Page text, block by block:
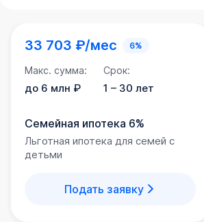
33 703 ₽/мес 6%
Макс. сумма:
до 6 млн ₽
Срок:
1 – 30 лет
Семейная ипотека 6%
Льготная ипотека для семей с
детьми
Подать заявку